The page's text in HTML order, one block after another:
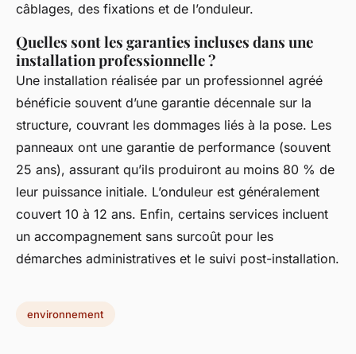
câblages, des fixations et de l’onduleur.
Quelles sont les garanties incluses dans une
installation professionnelle ?
Une installation réalisée par un professionnel agréé
bénéficie souvent d’une garantie décennale sur la
structure, couvrant les dommages liés à la pose. Les
panneaux ont une garantie de performance (souvent
25 ans), assurant qu’ils produiront au moins 80 % de
leur puissance initiale. L’onduleur est généralement
couvert 10 à 12 ans. Enfin, certains services incluent
un accompagnement sans surcoût pour les
démarches administratives et le suivi post-installation.
environnement